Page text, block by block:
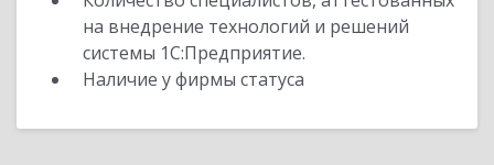
на внедрение технологий и решений
системы 1С:Предприятие.
Наличие у фирмы статуса